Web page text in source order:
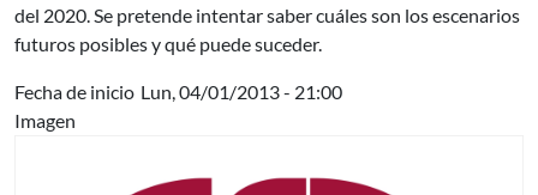
del 2020. Se pretende intentar saber cuáles son los escenarios
futuros posibles y qué puede suceder.
Fecha de inicio Lun, 04/01/2013 - 21:00
Imagen